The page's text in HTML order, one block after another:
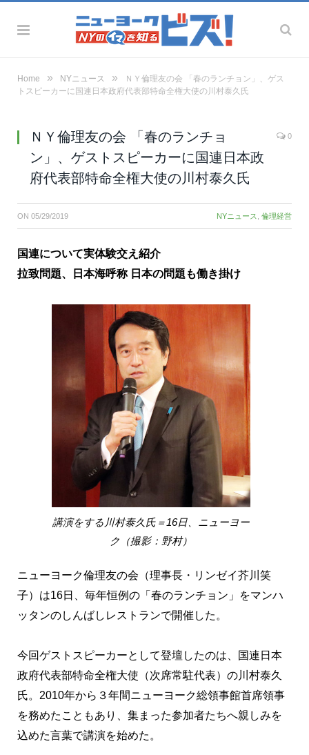
Home » NYニュース »
ＮＹ倫理友の会 「春のランチョン」、ゲス
トスピーカーに国連日本政府代表部特命全権大使の川村泰久氏
ＮＹ倫理友の会 「春のランチョ
ン」、ゲストスピーカーに国連日本政
府代表部特命全権大使の川村泰久氏
0
ON 05/29/2019 NYニュース 倫理経営
国連について実体験交え紹介
拉致問題、日本海呼称 日本の問題も働き掛け
講演をする川村泰久氏＝16日、ニューヨー
ク（撮影：野村）
ニューヨーク倫理友の会（理事長・リンゼイ芥川笑
子）は16日、毎年恒例の「春のランチョン」をマンハ
ッタンのしんばしレストランで開催した。
今回ゲストスピーカーとして登壇したのは、国連日本
政府代表部特命全権大使（次席常駐代表）の川村泰久
氏。2010年から３年間ニューヨーク総領事館首席領事
を務めたこともあり、集まった参加者たちへ親しみを
込めた言葉で講演を始めた。